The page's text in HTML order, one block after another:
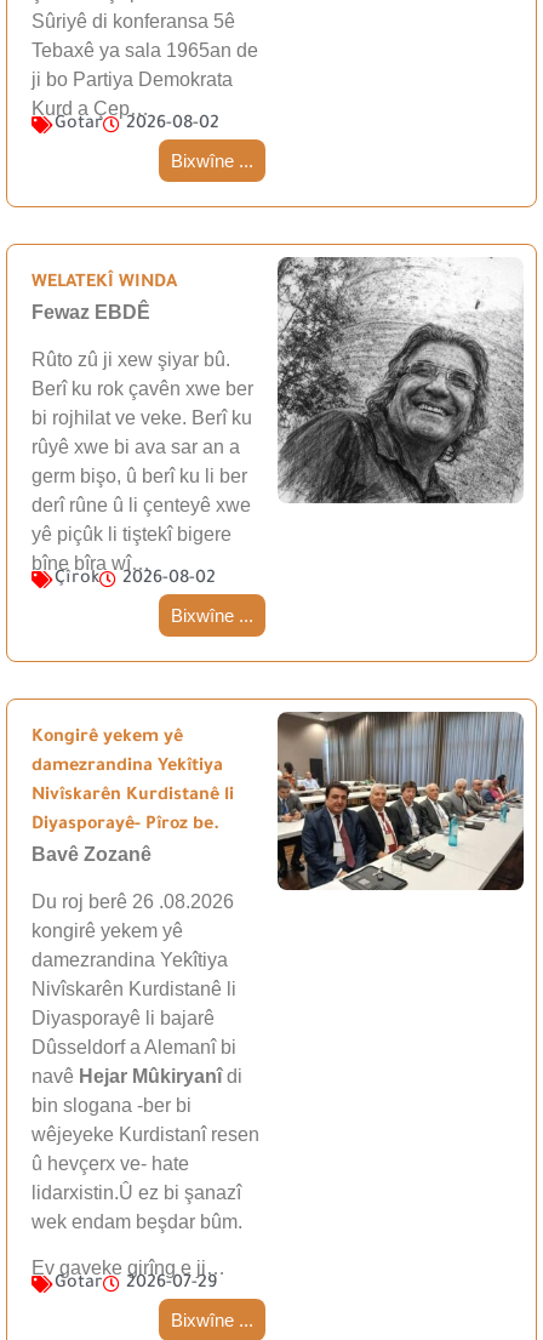
Sûriyê di konferansa 5ê
Tebaxê ya sala 1965an de
ji bo Partiya Demokrata
Kurd a Çep…
Gotar 2026-08-02
Bixwîne ...
WELATEKÎ WINDA
Fewaz EBDÊ
Rûto zû ji xew şiyar bû.
Berî ku rok çavên xwe ber
bi rojhilat ve veke. Berî ku
rûyê xwe bi ava sar an a
germ bişo, û berî ku li ber
derî rûne û li çenteyê xwe
yê piçûk li tiştekî bigere
bîne bîra wî…
Çîrok 2026-08-02
Bixwîne ...
Kongirê yekem yê
damezrandina Yekîtiya
Nivîskarên Kurdistanê li
Diyasporayê- Pîroz be.
Bavê Zozanê
Du roj berê 26 .08.2026
kongirê yekem yê
damezrandina Yekîtiya
Nivîskarên Kurdistanê li
Diyasporayê li bajarê
Dûsseldorf a Alemanî bi
navê Hejar Mûkiryanîdi
bin slogana -ber bi
wêjeyeke Kurdistanî resen
û hevçerx ve- hate
lidarxistin.Û ez bi şanazî
wek endam beşdar bûm.
Ev gaveke girîng e ji…
Gotar 2026-07-29
Bixwîne ...